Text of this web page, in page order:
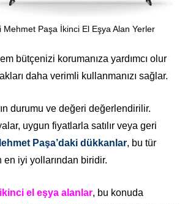
Mehmet Paşa İkinci El Eşya Alan Yerler
bütçenizi korumanıza yardımcı olur
daha verimli kullanmanızı sağlar.
durumu ve değeri değerlendirilir.
uygun fiyatlarla satılır veya geri
Paşa’daki dükkanlar, bu tür
en iyi yollarından biridir.
el eşya alanlar, bu konuda